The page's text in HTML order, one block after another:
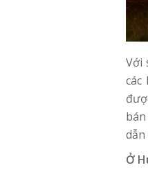
Với
các
dẫn
Ở